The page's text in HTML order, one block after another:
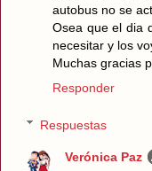
autobus no se
Osea que el dia
necesitar y los
Muchas gracias
Responder
Respuestas
Verónica Paz